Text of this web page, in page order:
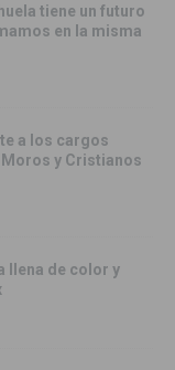
tiene un futuro
en la misma
a los cargos
y Cristianos
llena de color y